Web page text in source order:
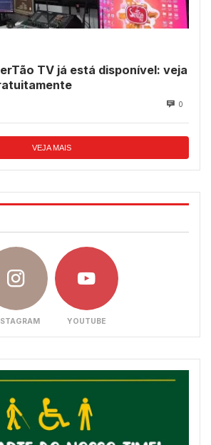
TV já está disponível: veja
0
VEJA MAIS
YOUTUBE